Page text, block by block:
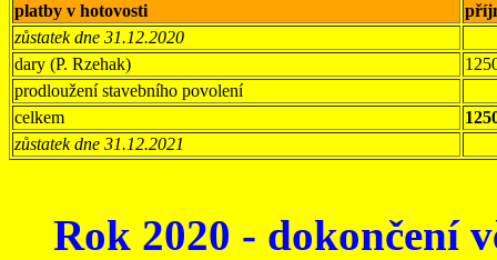
platby v hotovosti
zůstatek dne 31.12.2020
dary (P. Rzehak)
prodloužení stavebního povolení
celkem
zůstatek dne 31.12.2021
Rok 2020 - dokončení